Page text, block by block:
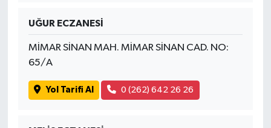
UĞUR ECZANESİ
MİMAR SİNAN MAH. MİMAR SİNAN CAD. NO:
65/A
Yol Tarifi Al 0 (262) 642 26 26